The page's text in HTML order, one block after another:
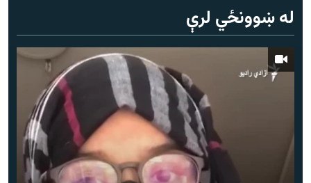
له ښوونځي لرې